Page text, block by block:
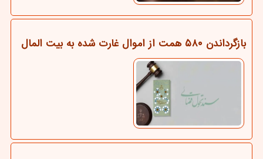
بازگرداندن ۵۸۰ همت از اموال غارت شده به بیت المال